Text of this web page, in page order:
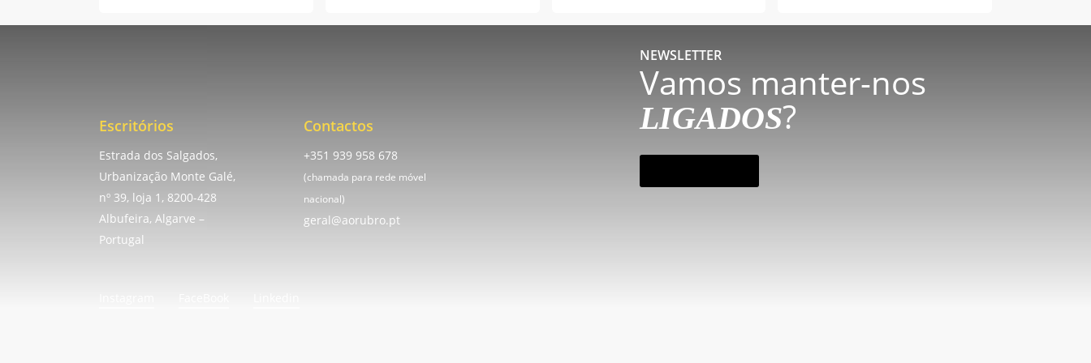
Escritórios
Estrada dos Salgados,
Urbanização Monte Galé,
nº 39, loja 1, 8200-428
Albufeira, Algarve –
Portugal
Contactos
+351 939 958 678
(chamada para rede móvel
nacional)
geral@aorubro.pt
NEWSLETTER
Vamos manter-nos
LIGADOS?